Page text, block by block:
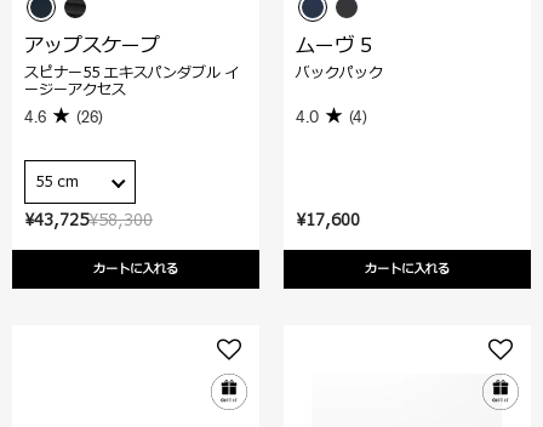
¥58,300
¥43,725
カートに入れる
アップスケープ
スピナー55 エキスパンダブル イ
ージーアクセス
4.6 (26)
55 cm
¥17,600
カートに入れる
ムーヴ 5
バックパック
4.0 (4)